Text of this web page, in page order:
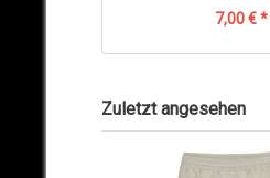
7,00 € *
Zuletzt angesehen